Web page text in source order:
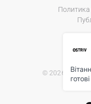
© 2026